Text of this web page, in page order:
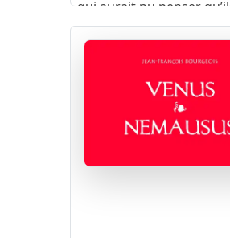
qui aurait pu penser
devenir si bêtes pour
pied de la lettre les